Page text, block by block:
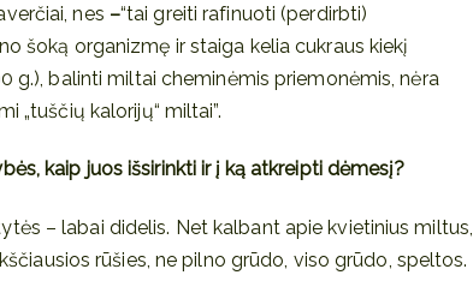
nes –“tai greiti rafinuoti (perdirbti)
šoką organizmę ir staiga kelia cukraus kiekį
g.), balinti miltai cheminėmis priemonėmis, nėra
„tuščių kalorijų“ miltai”.
kaip juos išsirinkti ir į ką atkreipti dėmesį?
– labai didelis. Net kalbant apie kvietinius miltus,
rūšies, ne pilno grūdo, viso grūdo, speltos.